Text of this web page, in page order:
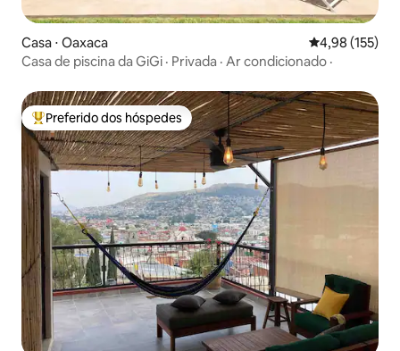
Casa ⋅ Oaxaca 4,98 de uma
4,98 (155)
Casa de piscina da GiGi · Privada · Ar condicionado ·
Entre os melhores preferidos dos hóspedes
Preferido dos hóspedes